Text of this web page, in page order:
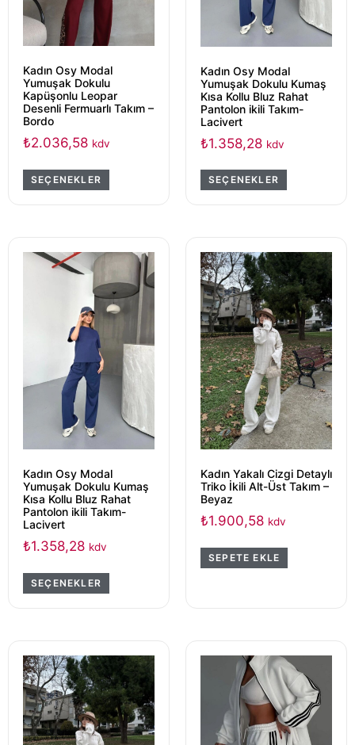
Kadın Osy Modal
Yumuşak Dokulu
Kapüşonlu Leopar
Desenli Fermuarlı Takım –
Bordo
₺2.036,58 kdv
SEÇENEKLER
Kadın Osy Modal
Yumuşak Dokulu Kumaş
Kısa Kollu Bluz Rahat
Pantolon ikili Takım-
Lacivert
₺1.358,28 kdv
SEÇENEKLER
Kadın Osy Modal
Yumuşak Dokulu Kumaş
Kısa Kollu Bluz Rahat
Pantolon ikili Takım-
Lacivert
₺1.358,28 kdv
SEÇENEKLER
Kadın Yakalı Cizgi Detaylı
Triko İkili Alt-Üst Takım –
Beyaz
₺1.900,58 kdv
SEPETE EKLE